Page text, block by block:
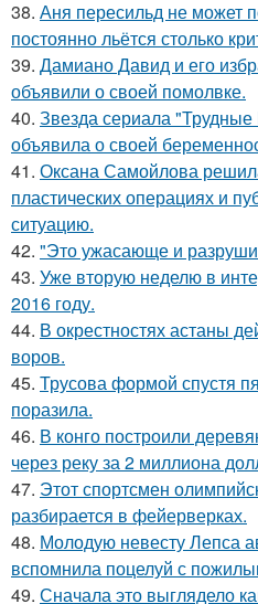
38. Аня пересильд не может
постоянно льётся столько
39. Дамиано Давид и его
объявили о своей помолвке.
40. Звезда сериала
объявила о своей
41. Оксана Самойлова
пластических операциях и
ситуацию.
42. "Это ужасающе и
43. Уже вторую неделю в
2016 году.
44. В окрестностях астаны
воров.
45. Трусова формой спустя
поразила.
46. В конго построили
через реку за 2 миллиона
47. Этот спортсмен
разбирается в фейерверках.
48. Молодую невесту Лепса
вспомнила поцелуй с
49. Сначала это выглядело